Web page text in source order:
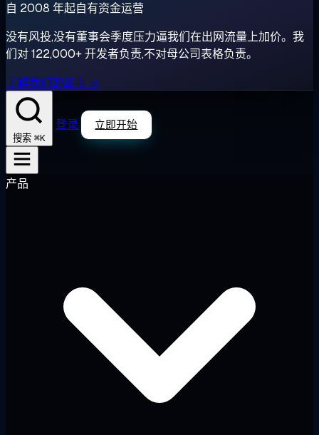
自 2008 年起自有资金运营
没有风投,没有董事会季度压力逼我们在出网流量上加价。我
们对 122,000+ 开发者负责,不对母公司表格负责。
了解我们的故事 →
搜索 ⌘K
登录 立即开始
产品